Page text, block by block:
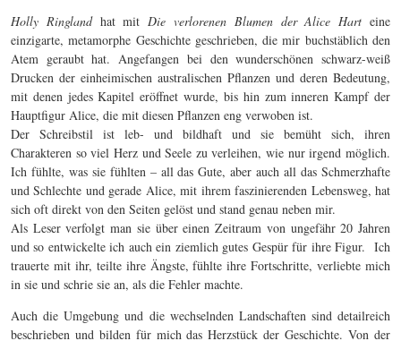
Holly Ringlandhat mitDie verlorenen Blumen der Alice Hart eine
einzigarte, metamorphe Geschichte geschrieben, die mir buchstäblich den
Atem geraubt hat. Angefangen bei den wunderschönen schwarz-weiß
Drucken der einheimischen australischen Pflanzen und deren Bedeutung,
mit denen jedes Kapitel eröffnet wurde, bis hin zum inneren Kampf der
Hauptfigur Alice, die mit diesen Pflanzen eng verwoben ist.
Der Schreibstil ist leb- und bildhaft und sie bemüht sich, ihren
Charakteren so viel Herz und Seele zu verleihen, wie nur irgend möglich.
Ich fühlte, was sie fühlten – all das Gute, aber auch all das Schmerzhafte
und Schlechte und gerade Alice, mit ihrem faszinierenden Lebensweg, hat
sich oft direkt von den Seiten gelöst und stand genau neben mir.
Als Leser verfolgt man sie über einen Zeitraum von ungefähr 20 Jahren
und so entwickelte ich auch ein ziemlich gutes Gespür für ihre Figur. Ich
trauerte mit ihr, teilte ihre Ängste, fühlte ihre Fortschritte, verliebte mich
in sie und schrie sie an, als die Fehler machte.
Auch die Umgebung und die wechselnden Landschaften sind detailreich
beschrieben und bilden für mich das Herzstück der Geschichte. Von der